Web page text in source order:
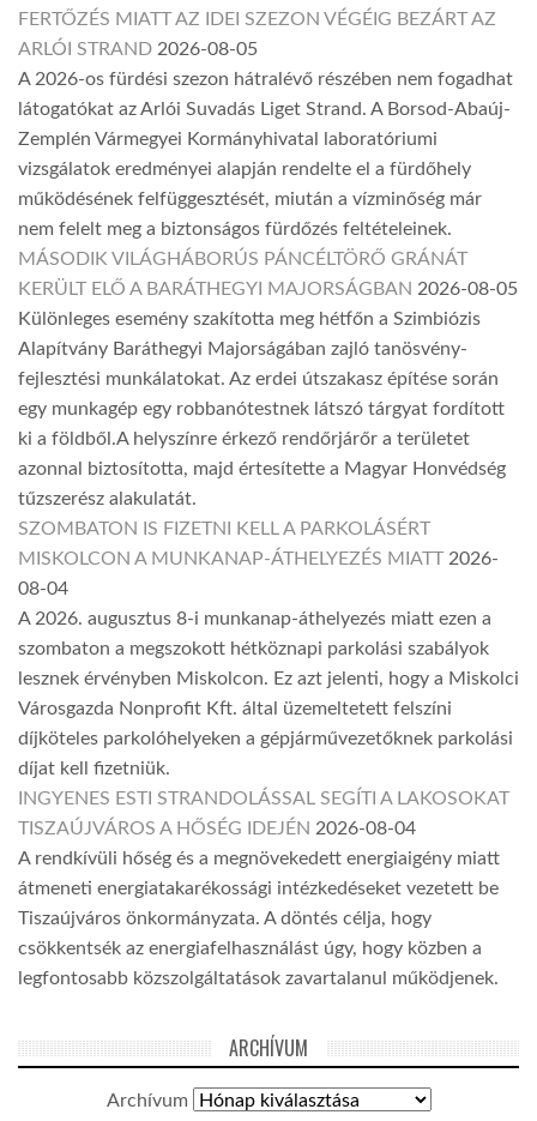
FERTŐZÉS MIATT AZ IDEI SZEZON VÉGÉIG BEZÁRT AZ
ARLÓI STRAND 2026-08-05
A 2026-os fürdési szezon hátralévő részében nem fogadhat
látogatókat az Arlói Suvadás Liget Strand. A Borsod-Abaúj-
Zemplén Vármegyei Kormányhivatal laboratóriumi
vizsgálatok eredményei alapján rendelte el a fürdőhely
működésének felfüggesztését, miután a vízminőség már
nem felelt meg a biztonságos fürdőzés feltételeinek.
MÁSODIK VILÁGHÁBORÚS PÁNCÉLTÖRŐ GRÁNÁT
KERÜLT ELŐ A BARÁTHEGYI MAJORSÁGBAN 2026-08-05
Különleges esemény szakította meg hétfőn a Szimbiózis
Alapítvány Baráthegyi Majorságában zajló tanösvény-
fejlesztési munkálatokat. Az erdei útszakasz építése során
egy munkagép egy robbanótestnek látszó tárgyat fordított
ki a földből.A helyszínre érkező rendőrjárőr a területet
azonnal biztosította, majd értesítette a Magyar Honvédség
tűzszerész alakulatát.
SZOMBATON IS FIZETNI KELL A PARKOLÁSÉRT
MISKOLCON A MUNKANAP-ÁTHELYEZÉS MIATT 2026-
08-04
A 2026. augusztus 8-i munkanap-áthelyezés miatt ezen a
szombaton a megszokott hétköznapi parkolási szabályok
lesznek érvényben Miskolcon. Ez azt jelenti, hogy a Miskolci
Városgazda Nonprofit Kft. által üzemeltetett felszíni
díjköteles parkolóhelyeken a gépjárművezetőknek parkolási
díjat kell fizetniük.
INGYENES ESTI STRANDOLÁSSAL SEGÍTI A LAKOSOKAT
TISZAÚJVÁROS A HŐSÉG IDEJÉN 2026-08-04
A rendkívüli hőség és a megnövekedett energiaigény miatt
átmeneti energiatakarékossági intézkedéseket vezetett be
Tiszaújváros önkormányzata. A döntés célja, hogy
csökkentsék az energiafelhasználást úgy, hogy közben a
legfontosabb közszolgáltatások zavartalanul működjenek.
ARCHÍVUM
Archívum